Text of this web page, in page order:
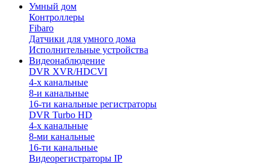
Умный дом
Контроллеры
Fibaro
Датчики для умного дома
Исполнительные устройства
Видеонаблюдение
DVR XVR/HDCVI
4-x канальные
8-и канальные
16-ти канальные регистраторы
DVR Turbo HD
4-х канальные
8-ми канальные
16-ти канальные
Видеорегистраторы IP